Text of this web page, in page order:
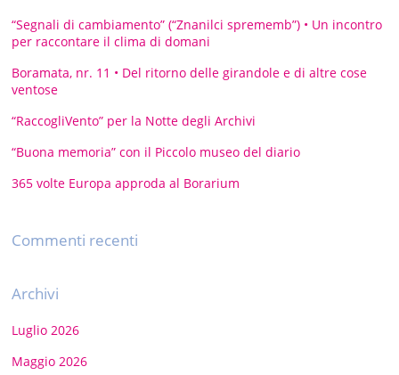
“Segnali di cambiamento” (“Znanilci sprememb”) • Un incontro
per raccontare il clima di domani
Boramata, nr. 11 • Del ritorno delle girandole e di altre cose
ventose
“RaccogliVento” per la Notte degli Archivi
“Buona memoria” con il Piccolo museo del diario
365 volte Europa approda al Borarium
Commenti recenti
Archivi
Luglio 2026
Maggio 2026